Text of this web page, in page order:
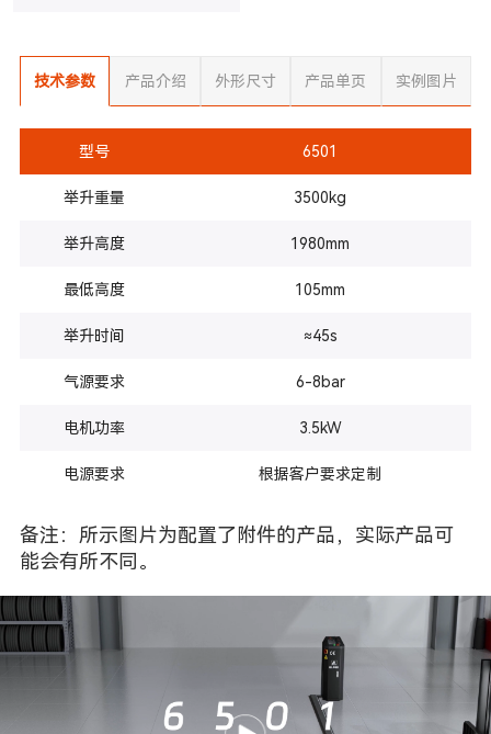
技术参数 产品介绍 外形尺寸 产品单页 实例图片
型号 6501
举升重量 3500kg
举升高度 1980mm
最低高度 105mm
举升时间 ≈45s
气源要求 6-8bar
电机功率 3.5kW
电源要求 根据客户要求定制
备注：所示图片为配置了附件的产品，实际产品可
能会有所不同。